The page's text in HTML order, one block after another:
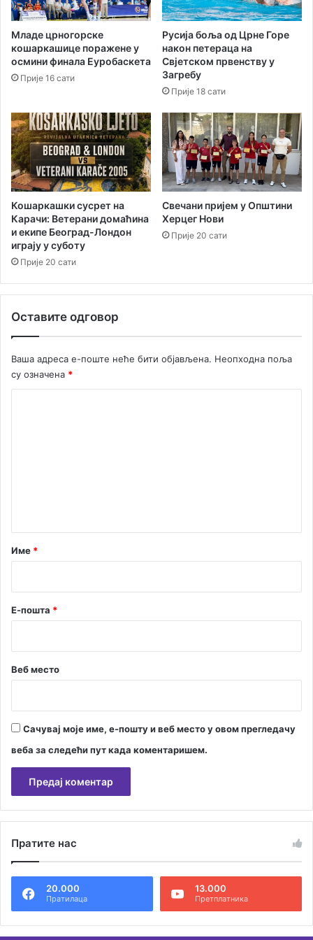
а
з
а
п
р
о
а
ј
у
в
о
з
и
л
а
К
о
а
о
с
т
д
ћ
4
П
о
г
р
и
ц
и
Младе црногорске
кошаркашице поражене у
осмини финала Еуробаскета
Прије 16 сати
Русија боља од Црне Горе
након петераца на
Свјетском првенству у
Загребу
Прије 18 сати
Кошаркашки сусрет на
Карачи: Ветерани домаћина
и екипе Београд-Лондон
играју у суботу
Прије 20 сати
Свечани пријем у Општини
Херцег Нови
Прије 20 сати
Оставите одговор
Ваша адреса е-поште неће бити објављена. Неопходна поља
су означена *
р
Име *
Е-пошта *
Веб место
Сачувај моје име, е-пошту и веб место у овом прегледачу
веба за следећи пут када коментаришем.
т
н
Пратите нас
20.000
Пратилаца
13.000
Претплатника